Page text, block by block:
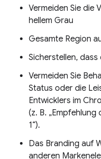
Vermeiden Sie die
hellem Grau
Gesamte Region
Sicherstellen,
Vermeiden Sie
Status oder die
Entwicklers im
(z. B. „Empfehlung
1“).
Das Branding auf
anderen